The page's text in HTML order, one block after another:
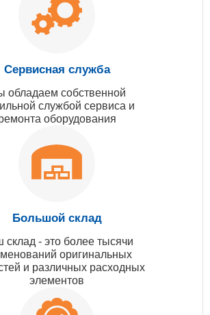
Сервисная служба
обладаем собственной
службой сервиса и
оборудования
Большой склад
склад - это более тысячи
оригинальных
и различных расходных
элементов